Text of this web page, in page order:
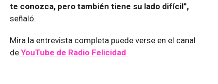
te conozca, pero también tiene su lado difícil”,
señaló.
Mira la entrevista completa puede verse en el canal
de YouTube de Radio Felicidad.